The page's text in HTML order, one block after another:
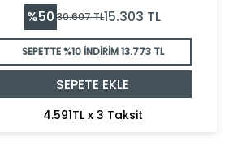
%50 30.607TL15.303 TL
SEPETTE %10 İNDİRİM13.773 TL
SEPETE EKLE
4.591TL x 3 Taksit